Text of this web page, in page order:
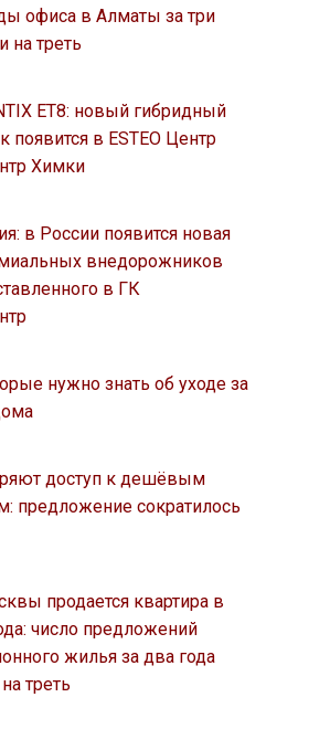
офиса в Алматы за три
на треть
ET8: новый гибридный
появится в ESTEO Центр
Химки
в России появится новая
внедорожников
в ГК
нужно знать об уходе за
доступ к дешёвым
предложение сократилось
продается квартира в
число предложений
жилья за два года
треть